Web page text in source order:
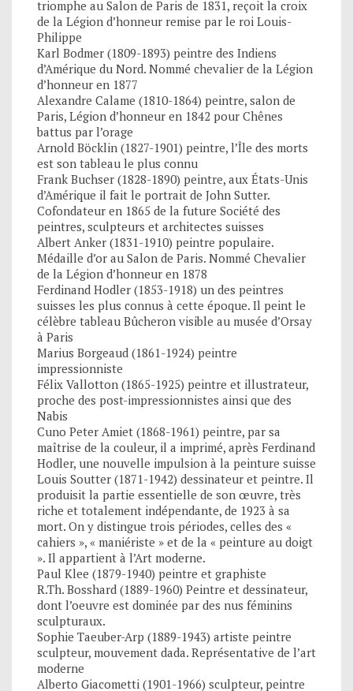
triomphe au Salon de Paris de 1831, reçoit la croix
de la Légion d’honneur remise par le roi Louis-
Philippe
Karl Bodmer (1809-1893) peintre des Indiens
d’Amérique du Nord. Nommé chevalier de la Légion
d’honneur en 1877
Alexandre Calame (1810-1864) peintre, salon de
Paris, Légion d’honneur en 1842 pour Chênes
battus par l’orage
Arnold Böcklin (1827-1901) peintre, l’Île des morts
est son tableau le plus connu
Frank Buchser (1828-1890) peintre, aux États-Unis
d’Amérique il fait le portrait de John Sutter.
Cofondateur en 1865 de la future Société des
peintres, sculpteurs et architectes suisses
Albert Anker (1831-1910) peintre populaire.
Médaille d’or au Salon de Paris. Nommé Chevalier
de la Légion d’honneur en 1878
Ferdinand Hodler (1853-1918) un des peintres
suisses les plus connus à cette époque. Il peint le
célèbre tableau Bûcheron visible au musée d’Orsay
à Paris
Marius Borgeaud (1861-1924) peintre
impressionniste
Félix Vallotton (1865-1925) peintre et illustrateur,
proche des post-impressionnistes ainsi que des
Nabis
Cuno Peter Amiet (1868-1961) peintre, par sa
maîtrise de la couleur, il a imprimé, après Ferdinand
Hodler, une nouvelle impulsion à la peinture suisse
Louis Soutter (1871-1942) dessinateur et peintre. Il
produisit la partie essentielle de son œuvre, très
riche et totalement indépendante, de 1923 à sa
mort. On y distingue trois périodes, celles des «
cahiers », « maniériste » et de la « peinture au doigt
». Il appartient à l’Art moderne.
Paul Klee (1879-1940) peintre et graphiste
R.Th. Bosshard (1889-1960) Peintre et dessinateur,
dont l’oeuvre est dominée par des nus féminins
sculpturaux.
Sophie Taeuber-Arp (1889-1943) artiste peintre
sculpteur, mouvement dada. Représentative de l’art
moderne
Alberto Giacometti (1901-1966) sculpteur, peintre